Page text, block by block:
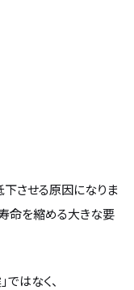
させる原因になりま
命を縮める大きな要
はなく、